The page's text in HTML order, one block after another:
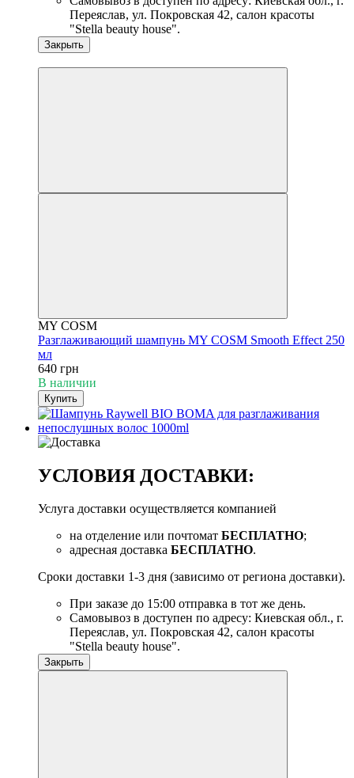
Переяслав, ул. Покровская 42, салон красоты
"Stella beauty house".
Закрыть
MY COSM
Разглаживающий шампунь MY COSM Smooth Effect 250
мл
640 грн
В наличии
Купить
УСЛОВИЯ ДОСТАВКИ:
Услуга доставки осуществляется компанией
на отделение или почтомат БЕСПЛАТНО;
адресная доставка БЕСПЛАТНО.
Сроки доставки 1-3 дня (зависимо от региона доставки).
При заказе до 15:00 отправка в тот же день.
Самовывоз в доступен по адресу: Киевская обл., г.
Переяслав, ул. Покровская 42, салон красоты
"Stella beauty house".
Закрыть